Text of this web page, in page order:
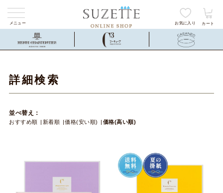
メニュー お気に入り カート
詳細検索
並べ替え：
おすすめ順 新着順 価格(安い順) 価格(高い順)